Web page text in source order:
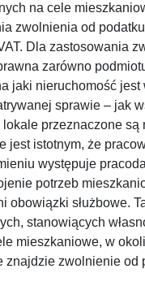
na cele
zwolnienia od
Dla zastosowania
zarówno
jaki nieruchomość
sprawie – jak
przeznaczone
jest istotnym, że
występuje
potrzeb
obowiązki służbowe.
stanowiących
mieszkaniowe, w
znajdzie zwolnienie od